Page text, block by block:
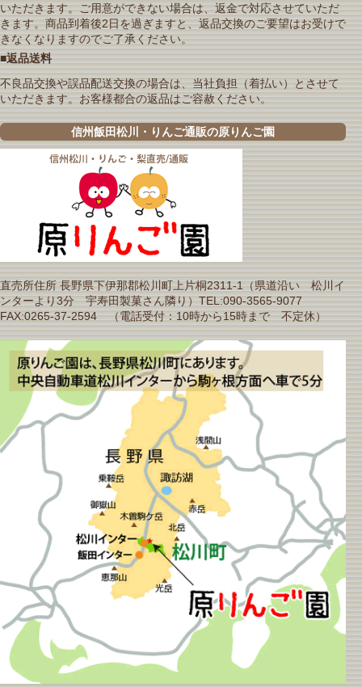
いただきます。ご用意ができない場合は、返金で対応させていただ
きます。商品到着後2日を過ぎますと、返品交換のご要望はお受けで
きなくなりますのでご了承ください。
■返品送料
不良品交換や誤品配送交換の場合は、当社負担（着払い）とさせて
いただきます。お客様都合の返品はご容赦ください。
信州飯田松川・りんご通販の原りんご園
直売所住所 長野県下伊那郡松川町上片桐2311-1（県道沿い 松川イ
ンターより3分 宇寿田製菓さん隣り）TEL:090-3565-9077
FAX:0265-37-2594 （電話受付：10時から15時まで 不定休）